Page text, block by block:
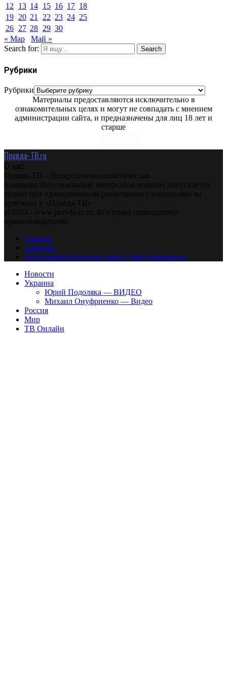
12
13 14 15 16 17 18
19 20 21 22 23 24 25
26 27 28 29 30
« Мар
Май »
Search for:
Search
Рубрики
Рубрики
Материалы предоставляются исключительно в
ознакомительных целях и могут не совпадать с мнением
администрации сайта, и предназначены для лиц 18 лет и
старше
Правда-ТВ.ru
О нас
Правда-ТВ - Дискуссионно политическая
площадка.Использование материалов издания допускается
только при одновременном размещении гиперссылки на
оригинал в «Правда-ТВ»
@2023 - www.pravda-tv.ru. Все права принадлежат
правообладателям.
Главная
Авторам
Владельцам авторских прав. Ответственности.
Новости
Украина
Юрий Подоляка — ВИДЕО
Михаил Онуфриенко — Видео
Россия
Мир
ТВ Онлайн